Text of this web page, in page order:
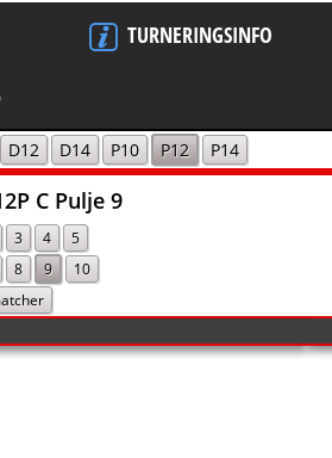
TURNERINGSINFO
D12 D14 P10 P12 P14
C Pulje 9
3 4
5
8 9
10